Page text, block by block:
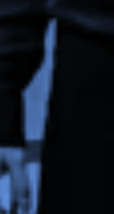
te zien krijgt, om te
dezelfde advertentie